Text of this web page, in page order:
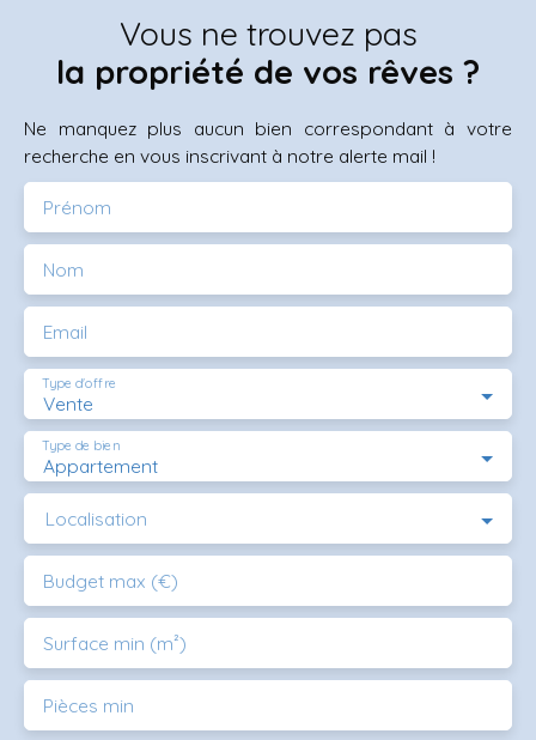
Vous ne trouvez pas
la propriété de vos rêves ?
Ne manquez plus aucun bien correspondant à votre
recherche en vous inscrivant à notre alerte mail !
Prénom
Nom
Email
Vente
Type d'offre
Appartement
Type de bien
Localisation
Budget max (€)
Surface min (m²)
Pièces min